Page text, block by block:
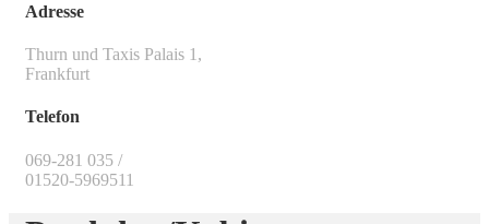
Adresse
Thurn und Taxis Palais 1,
Frankfurt
Telefon
069-281 035 /
01520-5969511